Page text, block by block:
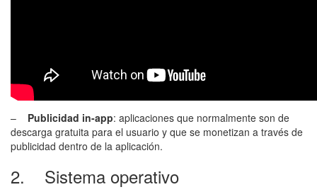
– Publicidad in-app: aplicaciones que normalmente son de
descarga gratuita para el usuario y que se monetizan a través de
publicidad dentro de la aplicación.
2. Sistema operativo